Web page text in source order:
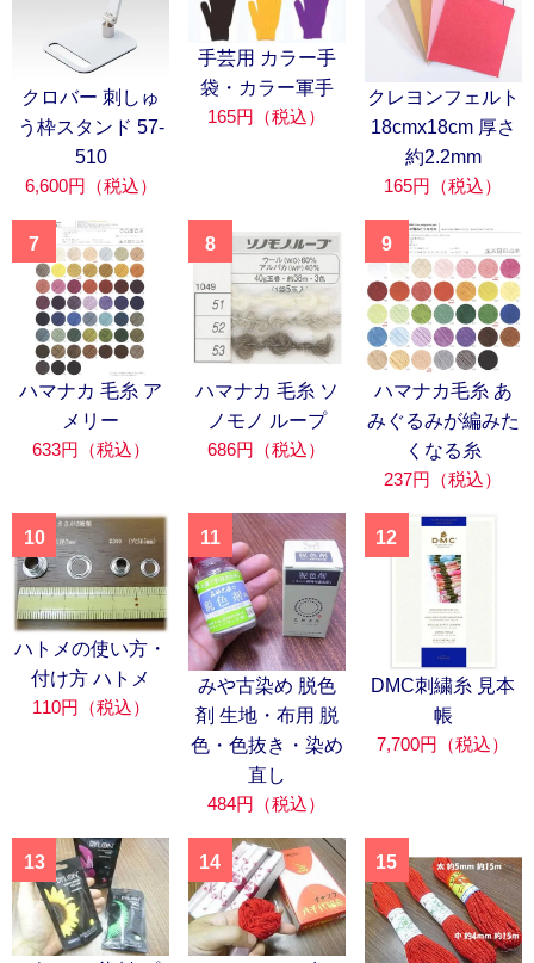
クロバー 刺しゅ
う枠スタンド 57-
510
6,600円（税込）
手芸用 カラー手
袋・カラー軍手
165円（税込）
クレヨンフェルト
18cmx18cm 厚さ
約2.2mm
165円（税込）
7
ハマナカ 毛糸 ア
メリー
633円（税込）
8
ハマナカ 毛糸 ソ
ノモノ ループ
686円（税込）
9
ハマナカ毛糸 あ
みぐるみが編みた
くなる糸
237円（税込）
10
ハトメの使い方・
付け方 ハトメ
110円（税込）
11
みや古染め 脱色
剤 生地・布用 脱
色・色抜き・染め
直し
484円（税込）
12
DMC刺繍糸 見本
帳
7,700円（税込）
13 14 15